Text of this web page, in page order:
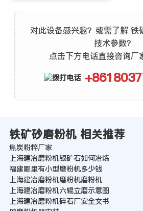
对此设备感兴趣？或需了解 铁
技术参数？
点击下方电话直接咨询厂
铁矿砂磨粉机 相关推荐
焦炭粉粹厂家
上海建冶磨粉机银矿石如何冶炼
福建哪里有小型磨粉机多少钱
上海建冶磨粉机磨粉机磨粉机
上海建冶磨粉机六辊立磨示意图
上海建冶磨粉机碎石厂安全文书